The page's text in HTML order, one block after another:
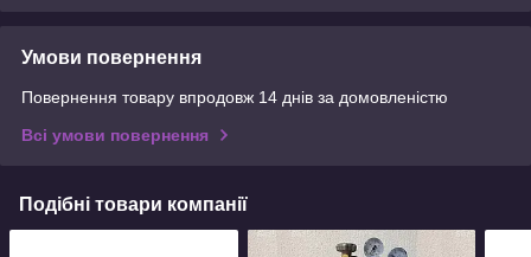
Умови повернення
Повернення товару впродовж 14 днів за домовленістю
Всі умови повернення
Подібні товари компанії